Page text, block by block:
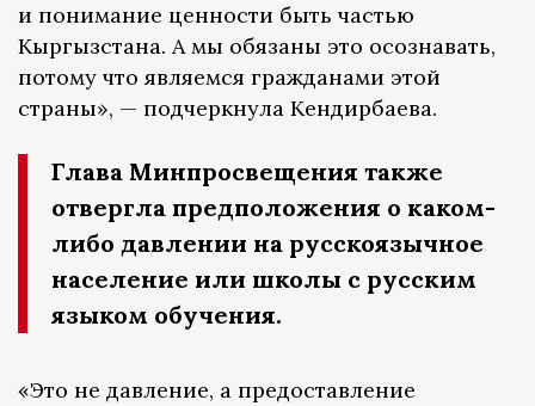
и понимание ценности быть частью
Кыргызстана. А мы обязаны это осознавать,
потому что являемся гражданами этой
страны», — подчеркнула Кендирбаева.
Глава Минпросвещения также
отвергла предположения о каком-
либо давлении на русскоязычное
население или школы с русским
языком обучения.
«Это не давление, а предоставление